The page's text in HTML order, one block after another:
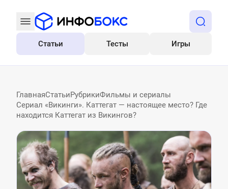
Все
Статьи Тесты Игры
ГлавнаяСтатьиРубрикиФильмы и сериалы
Сериал «Викинги». Каттегат — настоящее место? Где
находится Каттегат из Викингов?